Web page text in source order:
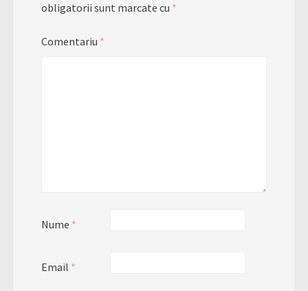
obligatorii sunt marcate cu *
Comentariu *
Nume *
Email *